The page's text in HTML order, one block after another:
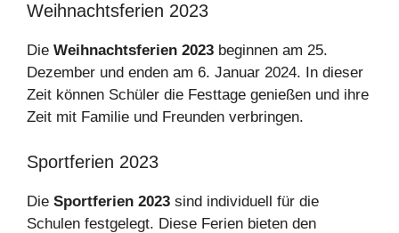
Weihnachtsferien 2023
Die Weihnachtsferien 2023 beginnen am 25.
Dezember und enden am 6. Januar 2024. In dieser
Zeit können Schüler die Festtage genießen und ihre
Zeit mit Familie und Freunden verbringen.
Sportferien 2023
Die Sportferien 2023 sind individuell für die
Schulen festgelegt. Diese Ferien bieten den